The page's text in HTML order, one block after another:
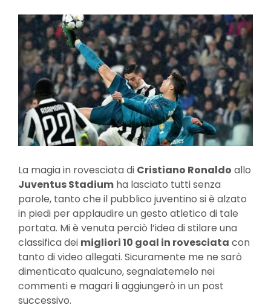
La magia in rovesciata di Cristiano Ronaldo allo
Juventus Stadium ha lasciato tutti senza
parole, tanto che il pubblico juventino si è alzato
in piedi per applaudire un gesto atletico di tale
portata. Mi è venuta perciò l’idea di stilare una
classifica dei migliori 10 goal in rovesciata con
tanto di video allegati. Sicuramente me ne sarò
dimenticato qualcuno, segnalatemelo nei
commenti e magari li aggiungerò in un post
successivo.